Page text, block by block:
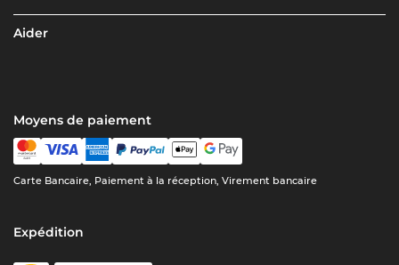
Aider
Moyens de paiement
Carte Bancaire, Paiement à la réception, Virement bancaire
Expédition